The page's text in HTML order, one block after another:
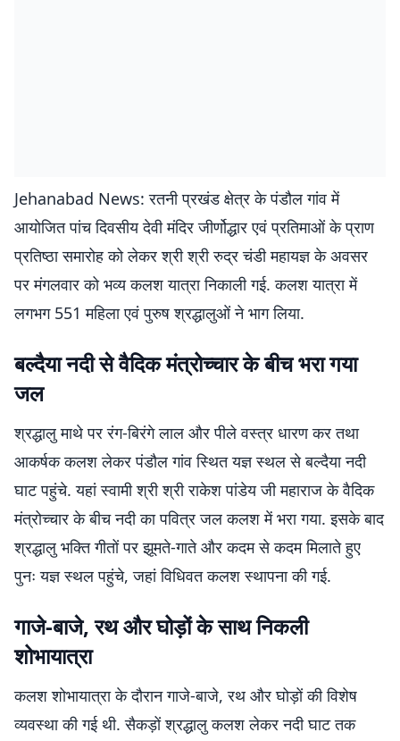
Jehanabad News: रतनी प्रखंड क्षेत्र के पंडौल गांव में
आयोजित पांच दिवसीय देवी मंदिर जीर्णोद्धार एवं प्रतिमाओं के प्राण
प्रतिष्ठा समारोह को लेकर श्री श्री रुद्र चंडी महायज्ञ के अवसर
पर मंगलवार को भव्य कलश यात्रा निकाली गई. कलश यात्रा में
लगभग 551 महिला एवं पुरुष श्रद्धालुओं ने भाग लिया.
बल्दैया नदी से वैदिक मंत्रोच्चार के बीच भरा गया
जल
श्रद्धालु माथे पर रंग-बिरंगे लाल और पीले वस्त्र धारण कर तथा
आकर्षक कलश लेकर पंडौल गांव स्थित यज्ञ स्थल से बल्दैया नदी
घाट पहुंचे. यहां स्वामी श्री श्री राकेश पांडेय जी महाराज के वैदिक
मंत्रोच्चार के बीच नदी का पवित्र जल कलश में भरा गया. इसके बाद
श्रद्धालु भक्ति गीतों पर झूमते-गाते और कदम से कदम मिलाते हुए
पुनः यज्ञ स्थल पहुंचे, जहां विधिवत कलश स्थापना की गई.
गाजे-बाजे, रथ और घोड़ों के साथ निकली
शोभायात्रा
कलश शोभायात्रा के दौरान गाजे-बाजे, रथ और घोड़ों की विशेष
व्यवस्था की गई थी. सैकड़ों श्रद्धालु कलश लेकर नदी घाट तक